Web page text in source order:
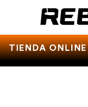
TIENDA ONLINE